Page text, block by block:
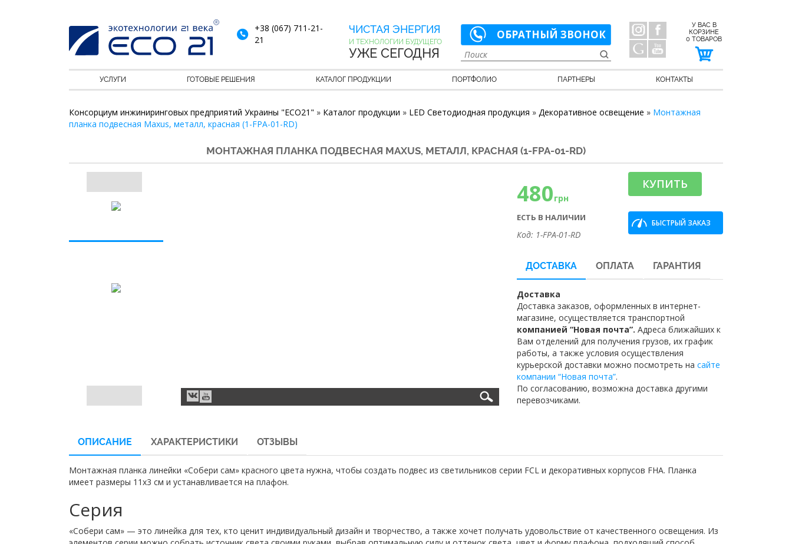
+38 (067) 711-21-
21
ЧИСТАЯ ЭНЕРГИЯ
И ТЕХНОЛОГИИ БУДУЩЕГО
УЖЕ СЕГОДНЯ
ОБРАТНЫЙ ЗВОНОК
У ВАС В
КОРЗИНЕ
0 ТОВАРОВ
УСЛУГИ ГОТОВЫЕ РЕШЕНИЯ КАТАЛОГ ПРОДУКЦИИ ПОРТФОЛИО ПАРТНЕРЫ КОНТАКТЫ
Консорциум инжиниринговых предприятий Украины "ECO21" » Каталог продукции » LED Светодиодная продукция » Декоративное освещение » Монтажная
планка подвесная Maxus, металл, красная (1-FPA-01-RD)
МОНТАЖНАЯ ПЛАНКА ПОДВЕСНАЯ MAXUS, МЕТАЛЛ, КРАСНАЯ (1-FPA-01-RD)
480грн
ЕСТЬ В НАЛИЧИИ
Код: 1-FPA-01-RD
КУПИТЬ
БЫСТРЫЙ ЗАКАЗ
ДОСТАВКА ОПЛАТА ГАРАНТИЯ
Доставка
Доставка заказов, оформленных в интернет-
магазине, осуществляется транспортной
компанией “Новая почта”. Адреса ближайших к
Вам отделений для получения грузов, их график
работы, а также условия осуществления
курьерской доставки можно посмотреть на сайте
компании “Новая почта”.
По согласованию, возможна доставка другими
перевозчиками.
ОПИСАНИЕ ХАРАКТЕРИСТИКИ ОТЗЫВЫ
Монтажная планка линейки «Собери сам» красного цвета нужна, чтобы создать подвес из светильников серии FCL и декоративных корпусов FHA. Планка
имеет размеры 11х3 см и устанавливается на плафон.
Серия
«Собери сам» — это линейка для тех, кто ценит индивидуальный дизайн и творчество, а также хочет получать удовольствие от качественного освещения. Из